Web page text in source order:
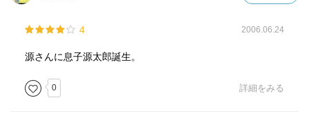
4 2006.06.24
源さんに息子源太郎誕生。
0 詳細をみる